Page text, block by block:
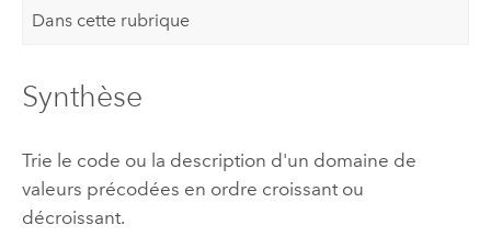
Dans cette rubrique
Synthèse
Trie le code ou la description d'un domaine de
valeurs précodées en ordre croissant ou
décroissant.